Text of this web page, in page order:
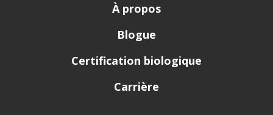
À propos
Blogue
Certification biologique
Carrière